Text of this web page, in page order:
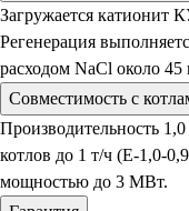
Загружается катионит
Регенерация
расходом NaCl около 45
Совместимость с
Производительность
котлов до 1 т/ч (Е-1,0-
мощностью до 3 МВт.